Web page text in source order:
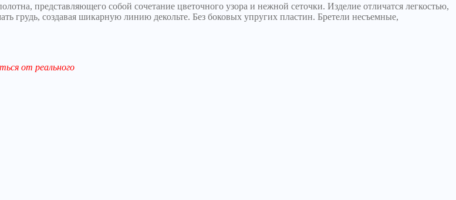
представляющего собой сочетание цветочного узора и нежной сеточки. Изделие отличатся легкостью,
грудь, создавая шикарную линию декольте. Без боковых упругих пластин. Бретели несъемные,
от реального